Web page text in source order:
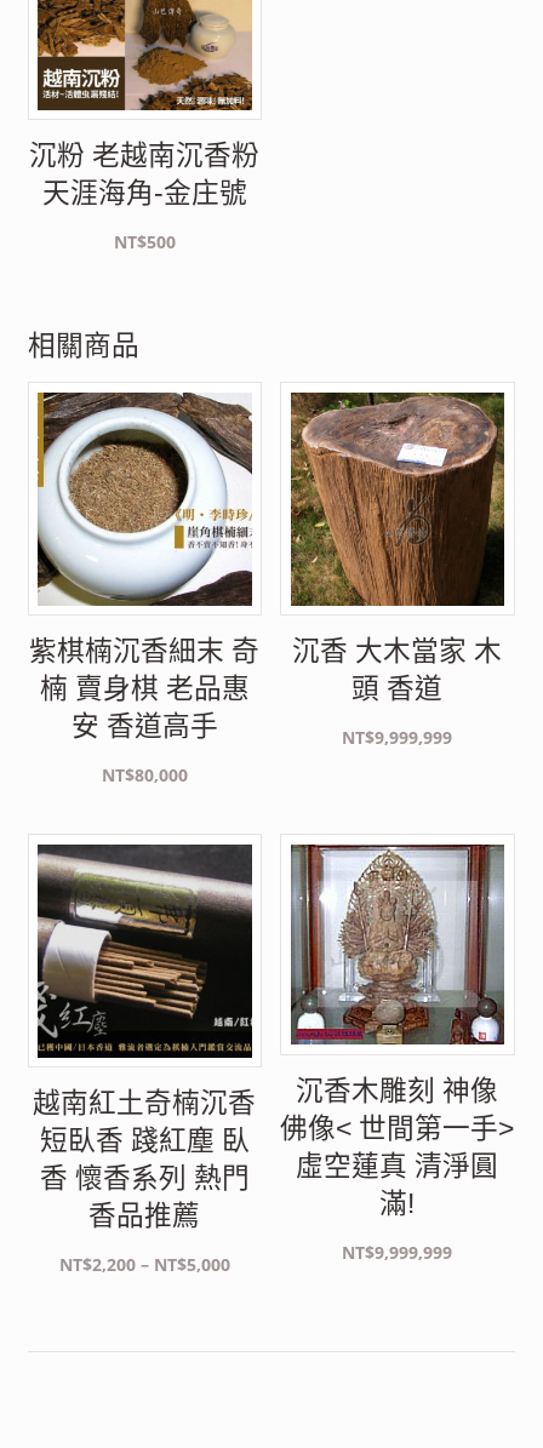
沉粉 老越南沉香粉
天涯海角-金庄號
NT$500
相關商品
紫棋楠沉香細末 奇
楠 賣身棋 老品惠
安 香道高手
NT$80,000
沉香 大木當家 木
頭 香道
NT$9,999,999
越南紅土奇楠沉香
短臥香 踐紅塵 臥
香 懷香系列 熱門
香品推薦
NT$2,200 – NT$5,000價
沉香木雕刻 神像
佛像< 世間第一手>
虛空蓮真 清淨圓
滿!
NT$9,999,999